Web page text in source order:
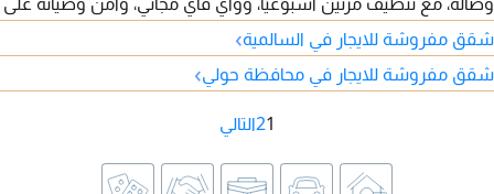
مدار الساعة، وعقود شهرية وسنوية.
شقق مفروشة للايجار في السالمية›
شقق مفروشة للايجار في محافظة حولي›
1
2التالي